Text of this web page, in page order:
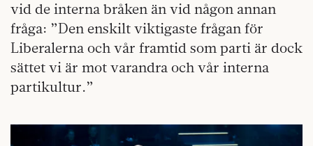
vid de interna bråken än vid någon annan
fråga: ”Den enskilt viktigaste frågan för
Liberalerna och vår framtid som parti är dock
sättet vi är mot varandra och vår interna
partikultur.”